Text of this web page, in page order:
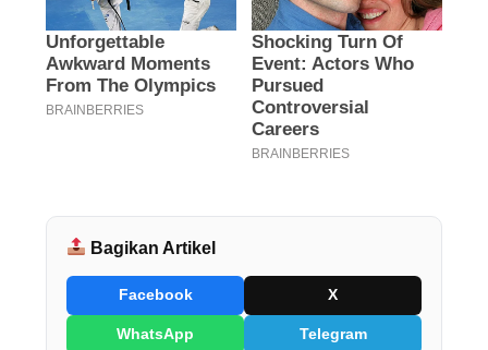
Bagikan Artikel
Facebook X
WhatsApp Telegram